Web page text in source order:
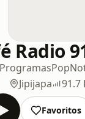
Radio
ProgramasPop
Jipijapa
91.7
Favoritos